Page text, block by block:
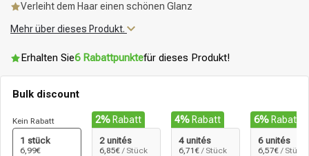
Verleiht dem Haar einen schönen Glanz
Mehr über dieses Produkt.
Erhalten Sie6 Rabattpunktefür dieses Produkt!
Bulk discount
Kein Rabatt
1 stück
6,99€
2% Rabatt
2 unités
6,85€ / Stück
4% Rabatt
4 unités
6,71€ / Stück
6% Rabatt
6 unités
6,57€ / Stück